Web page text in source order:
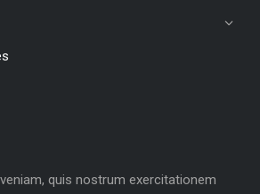
quis nostrum exercitationem